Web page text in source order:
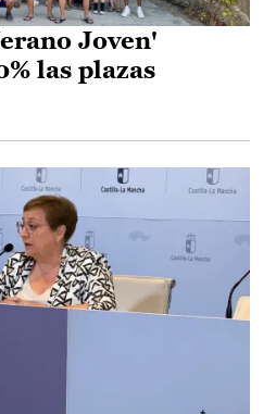
Joven'
las plazas